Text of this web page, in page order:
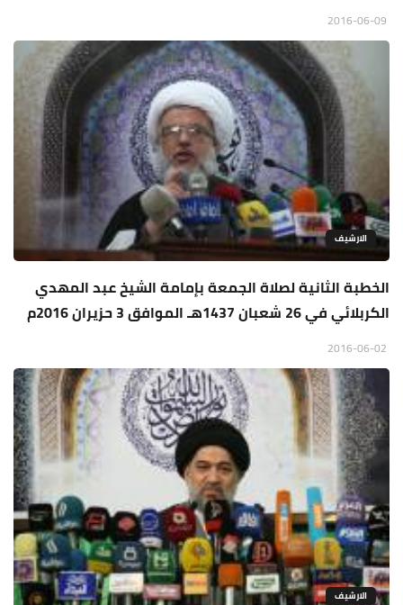
الارشيف
الخطبة الثانية لصلاة الجمعة بإمامة الشيخ عبد المهدي
الكربلائي في 26 شعبان 1437هـ الموافق 3 حزيران 2016م
الارشيف